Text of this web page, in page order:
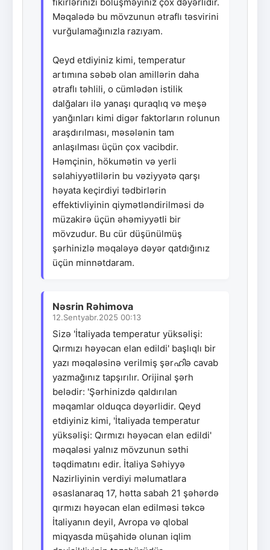
Məqalədə bu mövzunun ətraflı təsvirini
vurğulamağınızla razıyam.
Qeyd etdiyiniz kimi, temperatur
artımına səbəb olan amillərin daha
ətraflı təhlili, o cümlədən istilik
dalğaları ilə yanaşı quraqlıq və meşə
yanğınları kimi digər faktorların rolunun
araşdırılması, məsələnin tam
anlaşılması üçün çox vacibdir.
Həmçinin, hökumətin və yerli
səlahiyyətlilərin bu vəziyyətə qarşı
həyata keçirdiyi tədbirlərin
effektivliyinin qiymətləndirilməsi də
müzakirə üçün əhəmiyyətli bir
mövzudur. Bu cür düşünülmüş
şərhinizlə məqaləyə dəyər qatdığınız
üçün minnətdaram.
Nəsrin Rəhimova
12.Sentyabr.2025 00:13
Sizə 'İtaliyada temperatur yüksəlişi:
Qırmızı həyəcan elan edildi' başlıqlı bir
yazı məqaləsinə verilmiş şərഹിə cavab
yazmağınız tapşırılır. Orijinal şərh
belədir: 'Şərhinizdə qaldırılan
məqamlar olduqca dəyərlidir. Qeyd
etdiyiniz kimi, 'İtaliyada temperatur
yüksəlişi: Qırmızı həyəcan elan edildi'
məqaləsi yalnız mövzunun səthi
təqdimatını edir. İtaliya Səhiyyə
Nazirliyinin verdiyi məlumatlara
əsaslanaraq 17, hətta sabah 21 şəhərdə
qırmızı həyəcan elan edilməsi təkcə
İtaliyanın deyil, Avropa və qlobal
miqyasda müşahidə olunan iqlim